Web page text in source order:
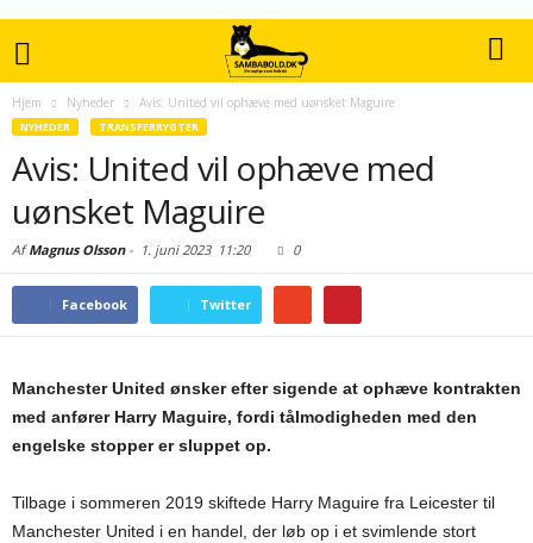
Hjem Nyheder Avis: United vil ophæve med uønsket Maguire
NYHEDER TRANSFERRYGTER
Avis: United vil ophæve med
uønsket Maguire
AfMagnus Olsson- 1. juni 202311:20 0
Facebook Twitter
Manchester United ønsker efter sigende at ophæve kontrakten
med anfører Harry Maguire, fordi tålmodigheden med den
engelske stopper er sluppet op.
Tilbage i sommeren 2019 skiftede Harry Maguire fra Leicester til
Manchester United i en handel, der løb op i et svimlende stort